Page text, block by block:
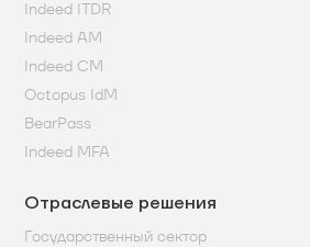
Indeed ITDR
Indeed AM
Indeed CM
Octopus IdM
BearPass
Indeed MFA
Отраслевые решения
Государственный сектор